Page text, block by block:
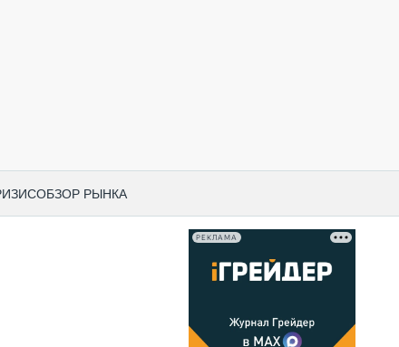
ОБЗОР РЫНКА
РЕКЛАМА